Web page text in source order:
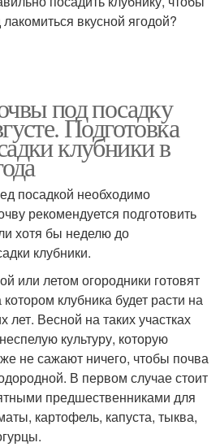
вкусной ягодой?
под посадку
Подготовка
клубники в
посадкой необходимо
рекомендуется подготовить
хотя бы неделю до
клубники.
или летом огородники готовят
клубника будет расти на
лет. Весной на таких участках
культуру, которую
не сажают ничего, чтобы почва
В первом случае стоит
предшественниками для
картофель, капуста, тыква,